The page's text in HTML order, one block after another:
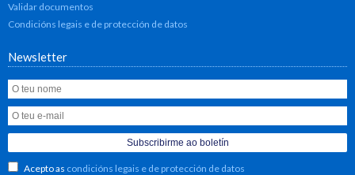
Validar documentos
Condicións legais e de protección de datos
Newsletter
Acepto as condicións legais e de protección de datos